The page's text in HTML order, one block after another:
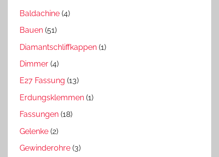
Baldachine (4)
Bauen (51)
Diamantschliffkappen (1)
Dimmer (4)
E27 Fassung (13)
Erdungsklemmen (1)
Fassungen (18)
Gelenke (2)
Gewinderohre (3)